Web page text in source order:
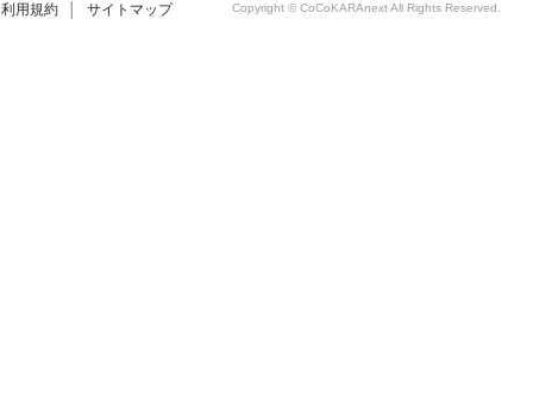
利用規約 サイトマップ Copyright © CoCoKARAnext All Rights Reserved.